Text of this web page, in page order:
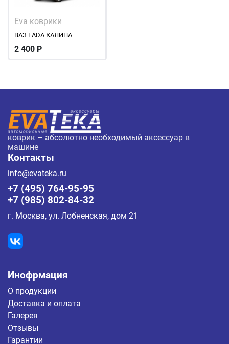
Eva коврики
ВАЗ LADA КАЛИНА
2 400 Р
коврик – абсолютно необходимый аксессуар в
машине
Контакты
info@evateka.ru
+7 (495) 764-95-95
+7 (985) 802-84-32
г. Москва, ул. Лобненская, дом 21
Инофрмация
О продукции
Доставка и оплата
Галерея
Отзывы
Гарантии